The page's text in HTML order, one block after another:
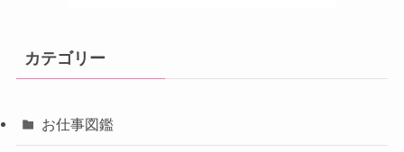
カテゴリー
お仕事図鑑